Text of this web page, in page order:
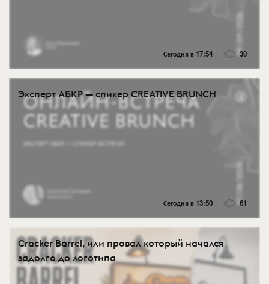
Сегодня в 17:54 30
Эксперт АБКР — спикер CREATIVE BRUNCH
Сегодня в 13:50 61
Cracker Barrel, или провал который начался
задолго до логотипа